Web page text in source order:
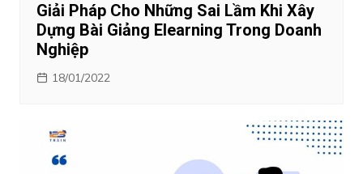
Giải Pháp Cho Những Sai Lầm Khi Xây
Dựng Bài Giảng Elearning Trong Doanh
Nghiệp
18/01/2022